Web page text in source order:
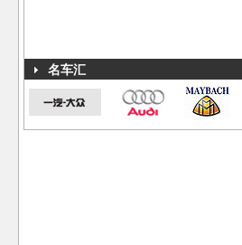
名车汇